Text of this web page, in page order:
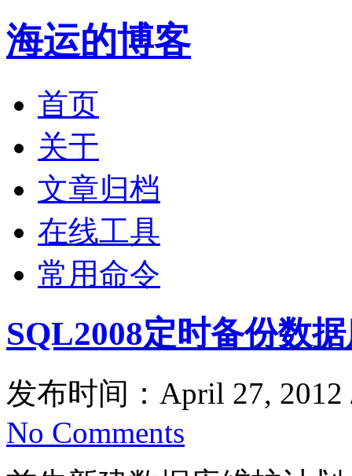
海运的博客
首页
关于
文章归档
在线工具
常用命令
SQL2008定时备份数
发布时间：April 27,
No Comments